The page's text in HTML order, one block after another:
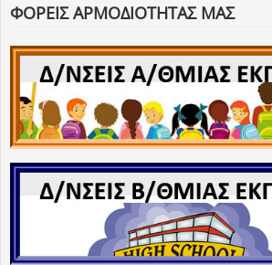
ΦΟΡΕΙΣ ΑΡΜΟΔΙΟΤΗΤΑΣ ΜΑΣ